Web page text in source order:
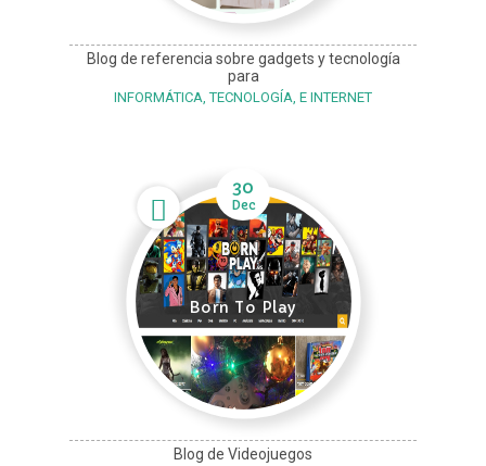
Blog de referencia sobre gadgets y tecnología
para
INFORMÁTICA, TECNOLOGÍA, E INTERNET
30
Dec
Born To Play
Blog de Videojuegos